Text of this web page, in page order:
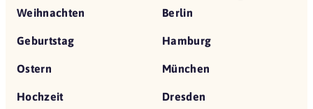
Weihnachten
Geburtstag
Ostern
Hochzeit
Berlin
Hamburg
München
Dresden